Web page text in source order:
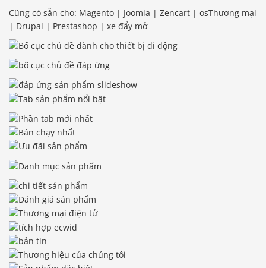
Cũng có sẵn cho: Magento | Joomla | Zencart | osThương mại
| Drupal | Prestashop | xe đẩy mở